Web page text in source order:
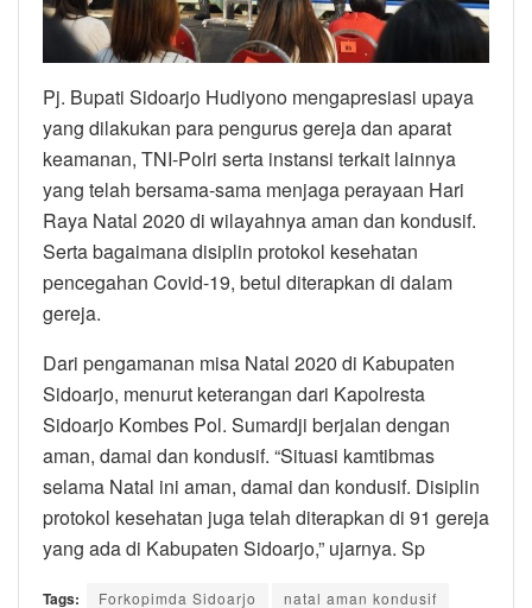
Pj. Bupati Sidoarjo Hudiyono mengapresiasi upaya
yang dilakukan para pengurus gereja dan aparat
keamanan, TNI-Polri serta instansi terkait lainnya
yang telah bersama-sama menjaga perayaan Hari
Raya Natal 2020 di wilayahnya aman dan kondusif.
Serta bagaimana disiplin protokol kesehatan
pencegahan Covid-19, betul diterapkan di dalam
gereja.
Dari pengamanan misa Natal 2020 di Kabupaten
Sidoarjo, menurut keterangan dari Kapolresta
Sidoarjo Kombes Pol. Sumardji berjalan dengan
aman, damai dan kondusif. “Situasi kamtibmas
selama Natal ini aman, damai dan kondusif. Disiplin
protokol kesehatan juga telah diterapkan di 91 gereja
yang ada di Kabupaten Sidoarjo,” ujarnya. Sp
Tags: Forkopimda Sidoarjo
natal aman kondusif